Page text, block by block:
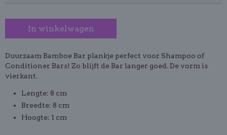
In winkelwagen
Duurzaam Bamboe Bar plankje perfect voor Shampoo of
Conditioner Bars! Zo blijft de Bar langer goed. De vorm is
vierkant.
Lengte: 8 cm
Breedte: 8 cm
Hoogte: 1 cm